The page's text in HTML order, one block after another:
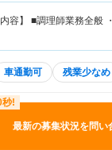
内容】 ■調理師業務全般
車通勤可 残業少なめ
最新の募集状況を問い